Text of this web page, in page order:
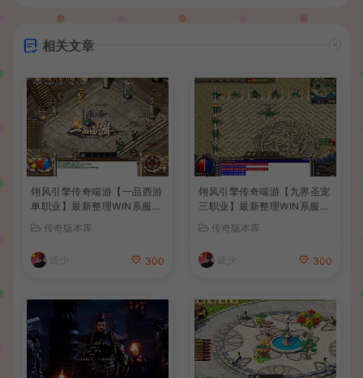
相关文章
翎风引擎传奇端游【一品西游
单职业】最新整理WIN系服务
教程+视频教程
传奇版本库
波少 300
翎风引擎传奇端游【九界圣宠
三职业】最新整理WIN系服务
+视频教程
传奇版本库
波少 300